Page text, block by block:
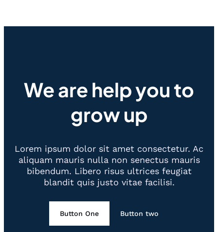
We are help you to
grow up
Lorem ipsum dolor sit amet consectetur. Ac
aliquam mauris nulla non senectus mauris
bibendum. Libero risus ultrices feugiat
blandit quis justo vitae facilisi.
Button One Button two